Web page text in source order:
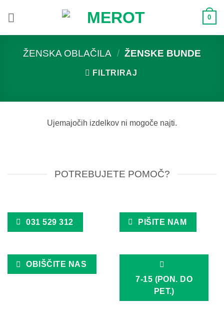
0
ŽENSKA OBLAČILA / ŽENSKE BUNDE
FILTRIRAJ
Ujemajočih izdelkov ni mogoče najti.
POTREBUJETE POMOČ?
031 529 312 PIŠITE NAM
OBIŠČITE NAS
7-15 (PON. DO
PET.)